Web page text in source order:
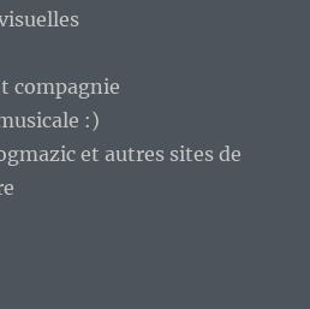
compagnie
:)
et autres sites de